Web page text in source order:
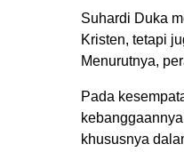
Suhardi Duka
Kristen, tetapi
Menurutnya,
Pada
khususnya